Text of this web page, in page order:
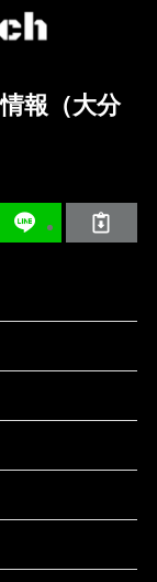
報（大分